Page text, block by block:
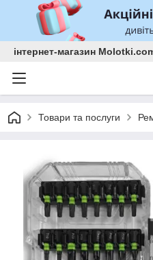
інтернет-магазин
Товари та послуги